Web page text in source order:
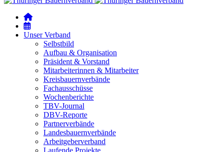
Unser Verband
Selbstbild
Aufbau & Organisation
Präsident & Vorstand
Mitarbeiterinnen & Mitarbeiter
Kreisbauernverbände
Fachausschüsse
Wochenberichte
TBV-Journal
DBV-Reporte
Partnerverbände
Landesbauernverbände
Arbeitgeberverband